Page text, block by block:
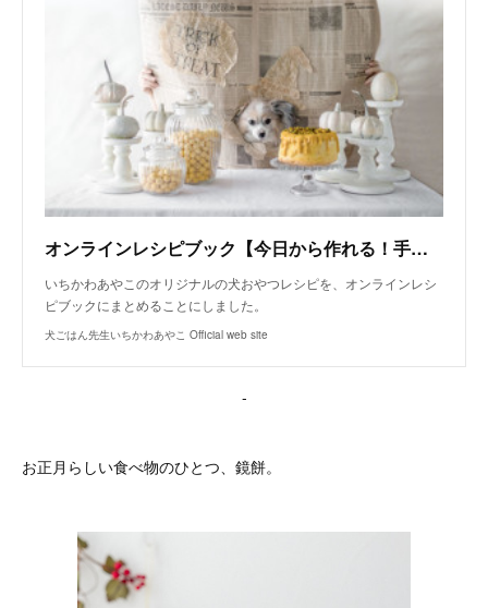
オンラインレシピブック【今日から作れる！手作り犬おやつレシピ】
いちかわあやこのオリジナルの犬おやつレシピを、オンラインレシ
ピブックにまとめることにしました。
犬ごはん先生いちかわあやこ Official web site
-
お正月らしい食べ物のひとつ、鏡餅。